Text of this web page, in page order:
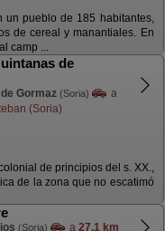
un pueblo de 185 habitantes,
de cereal y manantiales. En
camp ...
de
Gormaz (Soria)
a
(Soria)
de principios del s. XX.,
de la zona que no escatimó
(Soria) a 27,1 km